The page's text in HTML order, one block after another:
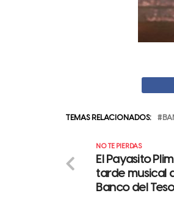
TEMAS RELACIONADOS:
NO TE PIERDAS
El Payasito
tarde musical
Banco del